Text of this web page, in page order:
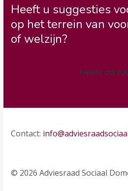
Heeft u suggesties
op het terrein van
of welzijn?
Neem
Contact:
© 2026 Adviesraad Sociaal